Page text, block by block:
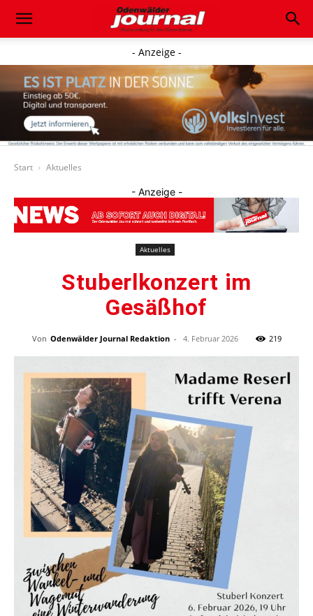
- Anzeige -
Start Aktuelles
- Anzeige -
Aktuelles
Stuberlkonzert im
Gesäßhof
Von Odenwälder Journal Redaktion - 4. Februar 2026 219